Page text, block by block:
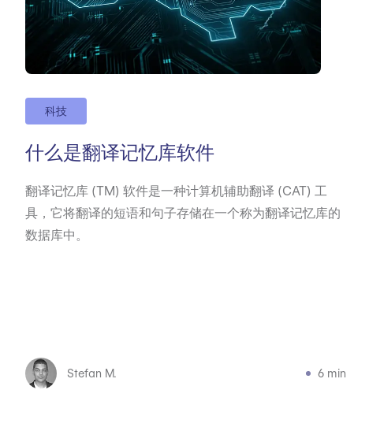
科技
什么是翻译记忆库软件
翻译记忆库 (TM) 软件是一种计算机辅助翻译 (CAT) 工
具，它将翻译的短语和句子存储在一个称为翻译记忆库的
数据库中。
Stefan M. 6 min